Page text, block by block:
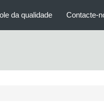
da qualidade Contacte-